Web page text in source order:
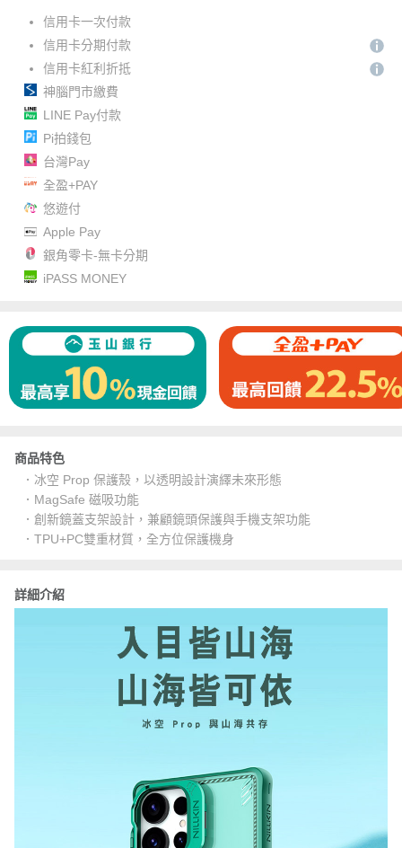
信用卡一次付款
信用卡分期付款
信用卡紅利折抵
神腦門市繳費
LINE Pay付款
Pi拍錢包
台灣Pay
全盈+PAY
悠遊付
Apple Pay
銀角零卡-無卡分期
iPASS MONEY
商品特色
．冰空 Prop 保護殼，以透明設計演繹未來形態
．MagSafe 磁吸功能
．創新鏡蓋支架設計，兼顧鏡頭保護與手機支架功能
．TPU+PC雙重材質，全方位保護機身
詳細介紹